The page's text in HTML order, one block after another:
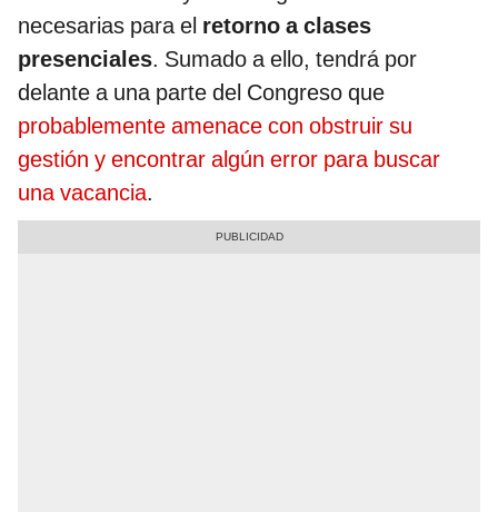
necesarias para el retorno a clases
presenciales. Sumado a ello, tendrá por
delante a una parte del Congreso que
probablemente amenace con obstruir su
gestión y encontrar algún error para buscar
una vacancia.